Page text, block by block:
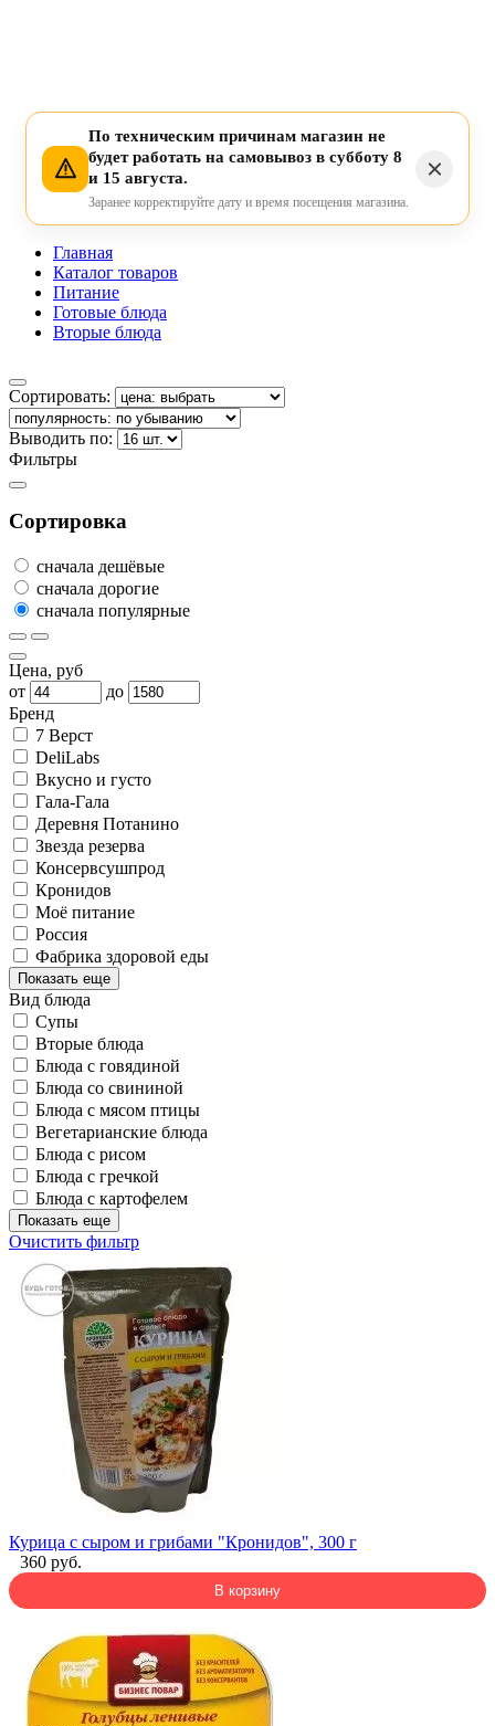
По техническим причинам магазин не
будет работать на самовывоз в субботу 8
и 15 августа.
Заранее корректируйте дату и время посещения магазина.
Главная
Каталог товаров
Питание
Готовые блюда
Вторые блюда
Сортировать:
Выводить по:
Фильтры
Сортировка
сначала дешёвые
сначала дорогие
сначала популярные
Цена, руб
от
до
Бренд
7 Верст
DeliLabs
Вкусно и густо
Гала-Гала
Деревня Потанино
Звезда резерва
Консервсушпрод
Кронидов
Моё питание
Россия
Фабрика здоровой еды
Показать еще
Вид блюда
Супы
Вторые блюда
Блюда с говядиной
Блюда со свининой
Блюда с мясом птицы
Вегетарианские блюда
Блюда с рисом
Блюда с гречкой
Блюда с картофелем
Показать еще
Очистить фильтр
Курица с сыром и грибами "Кронидов", 300 г
360 руб.
В корзину